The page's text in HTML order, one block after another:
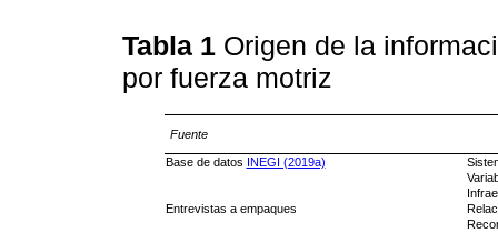
Tabla 1 Origen de la
por fuerza motriz
Fuente
Base de datos INEGI (2019a)
Entrevistas a empaques